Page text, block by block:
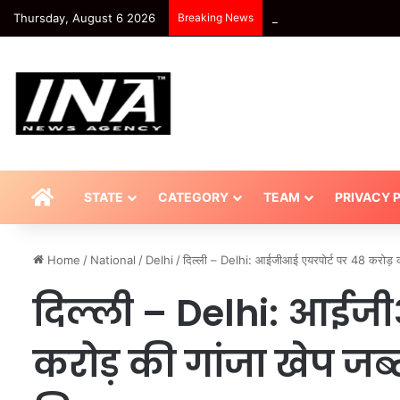
Thursday, August 6 2026 Breaking News
HOMESTATE CATEGORY TEAM PRIVACY
Home / National / Delhi /दिल्ली – Delhi: आईजीआई एयरपोर्ट पर 48 करोड़
दिल्ली – Delhi:
करोड़ की गांजा खेप